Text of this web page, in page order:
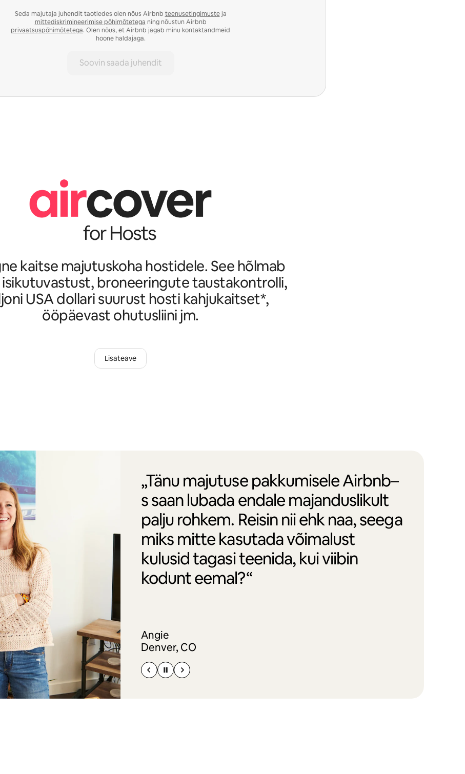
Seda majutaja juhendit taotledes olen nõus Airbnb teenusetingimusteja
mittediskrimineerimise põhimõtetega ning nõustun Airbnb
privaatsuspõhimõtetega. Olen nõus, et Airbnb jagab minu kontaktandmeid
hoone haldajaga.
Soovin saada juhendit
kaitse majutuskoha hostidele. See hõlmab
isikutuvastust, broneeringute taustakontrolli,
USA dollari suurust hosti kahjukaitset*,
ööpäevast ohutusliini jm.
Lisateave
„Tänu majutuse pakkumisele Airbnb–
s saan lubada endale majanduslikult
palju rohkem. Reisin nii ehk naa, seega
miks mitte kasutada võimalust
kulusid tagasi teenida, kui viibin
kodunt eemal?“
Angie
Denver, CO